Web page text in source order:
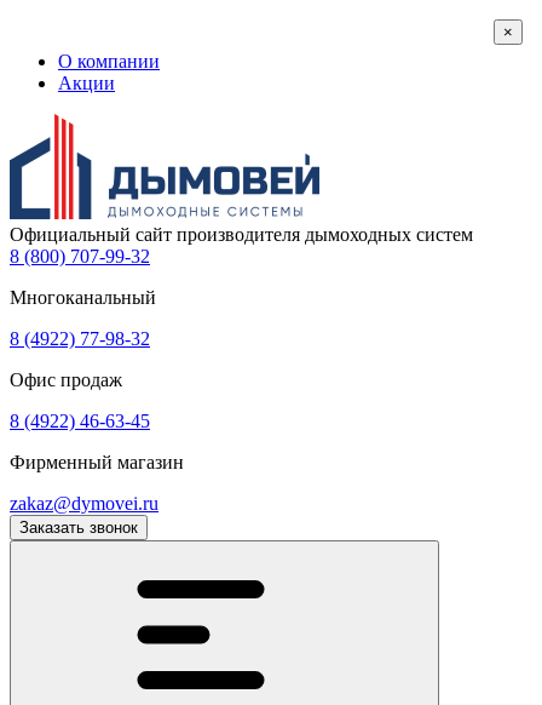
О компании
Акции
Официальный сайт производителя дымоходных систем
8 (800) 707-99-32
Многоканальный
8 (4922) 77-98-32
Офис продаж
8 (4922) 46-63-45
Фирменный магазин
zakaz@dymovei.ru
Заказать звонок
×